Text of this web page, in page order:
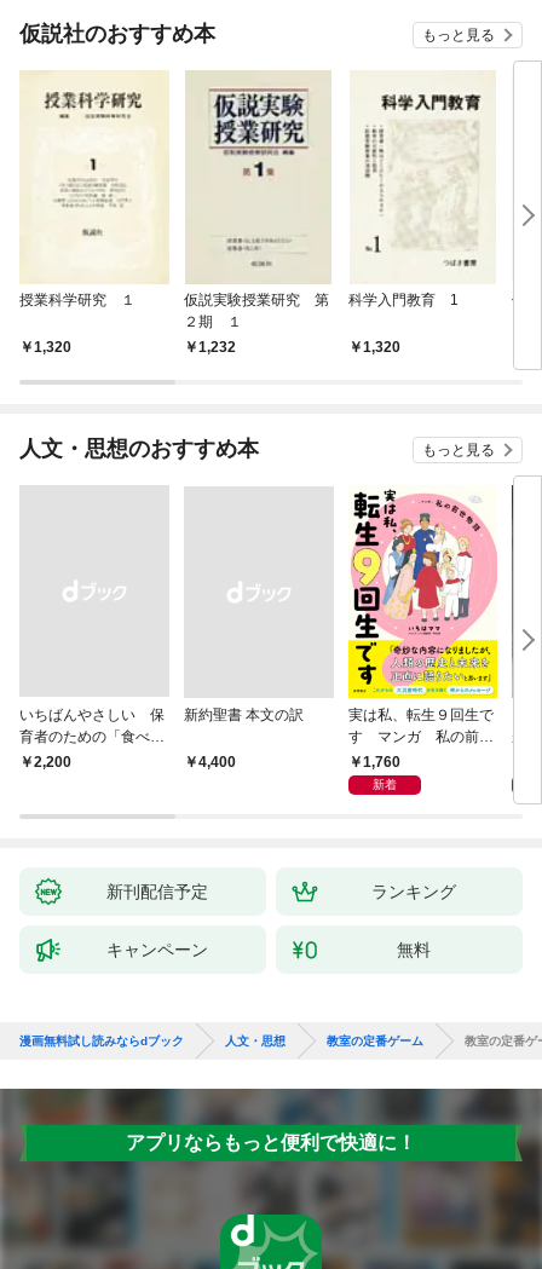
仮説社のおすすめ本 もっと見る
授業科学研究 １
1,320
仮説実験授業研究 第
２期 １
1,232
科学入門教育 1
1,320
仮
人文・思想のおすすめ本 もっと見る
いちばんやさしい 保
育者のための「食べな
い子」サポートＢＯＯ
￥2,200
新約聖書 本文の訳
￥4,400
実は私、転生９回生で
す マンガ 私の前世
物語1,760
新着
が
新刊配信予定 ランキング
キャンペーン 無料
漫画無料試し読みならdブック 人文・思想 教室の定番ゲーム 教室の定番
アプリならもっと便利で快適に！